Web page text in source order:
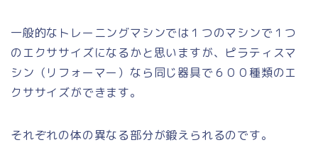
一般的なトレーニングマシンでは１つのマシンで１つ
のエクササイズになるかと思いますが、ピラティスマ
シン（リフォーマー）なら同じ器具で６００種類のエ
クササイズができます。
それぞれの体の異なる部分が鍛えられるのです。